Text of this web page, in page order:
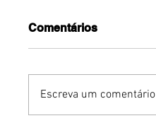
Comentários
Escreva um comentário